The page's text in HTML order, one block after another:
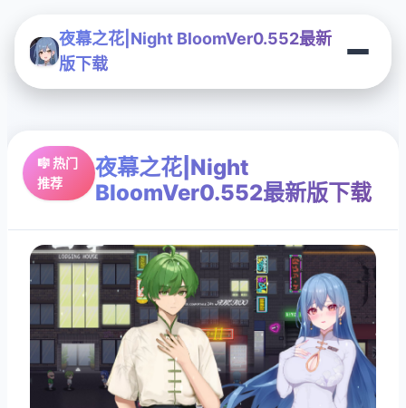
夜幕之花|Night BloomVer0.552最新
版下载
🎼 热门
推荐
夜幕之花|Night
BloomVer0.552最新版下载